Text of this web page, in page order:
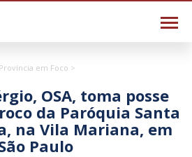
Província em Foco >
OSA, toma posse
da Paróquia Santa
na Vila Mariana, em
Paulo